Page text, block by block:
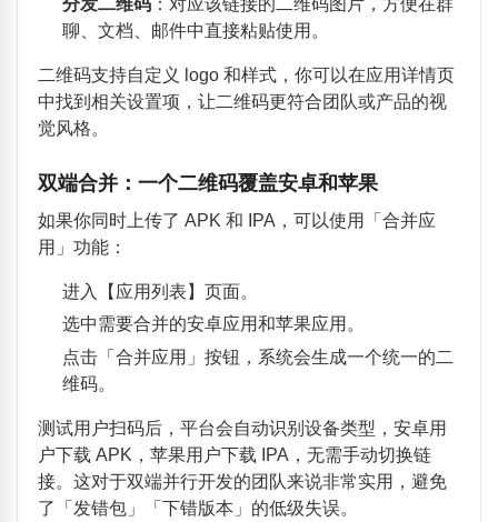
聊、文档、邮件中直接粘贴使用。
二维码支持自定义 logo 和样式，你可以在应用详情页
中找到相关设置项，让二维码更符合团队或产品的视
觉风格。
双端合并：一个二维码覆盖安卓和苹果
如果你同时上传了 APK 和 IPA，可以使用「合并应
用」功能：
进入【应用列表】页面。
选中需要合并的安卓应用和苹果应用。
点击「合并应用」按钮，系统会生成一个统一的二
维码。
测试用户扫码后，平台会自动识别设备类型，安卓用
户下载 APK，苹果用户下载 IPA，无需手动切换链
接。这对于双端并行开发的团队来说非常实用，避免
了「发错包」「下错版本」的低级失误。